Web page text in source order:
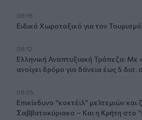
08:18
Ειδικό Χωροταξικό για τον
08:12
Ελληνική Αναπτυξιακή Τράπεζα: Με
ανοίγει δρόμο για δάνεια έως 5 δισ.
08:05
Επικίνδυνο “κοκτέιλ” μελτεμιών και
Σαββατοκύριακο – Και η Κρήτη στο